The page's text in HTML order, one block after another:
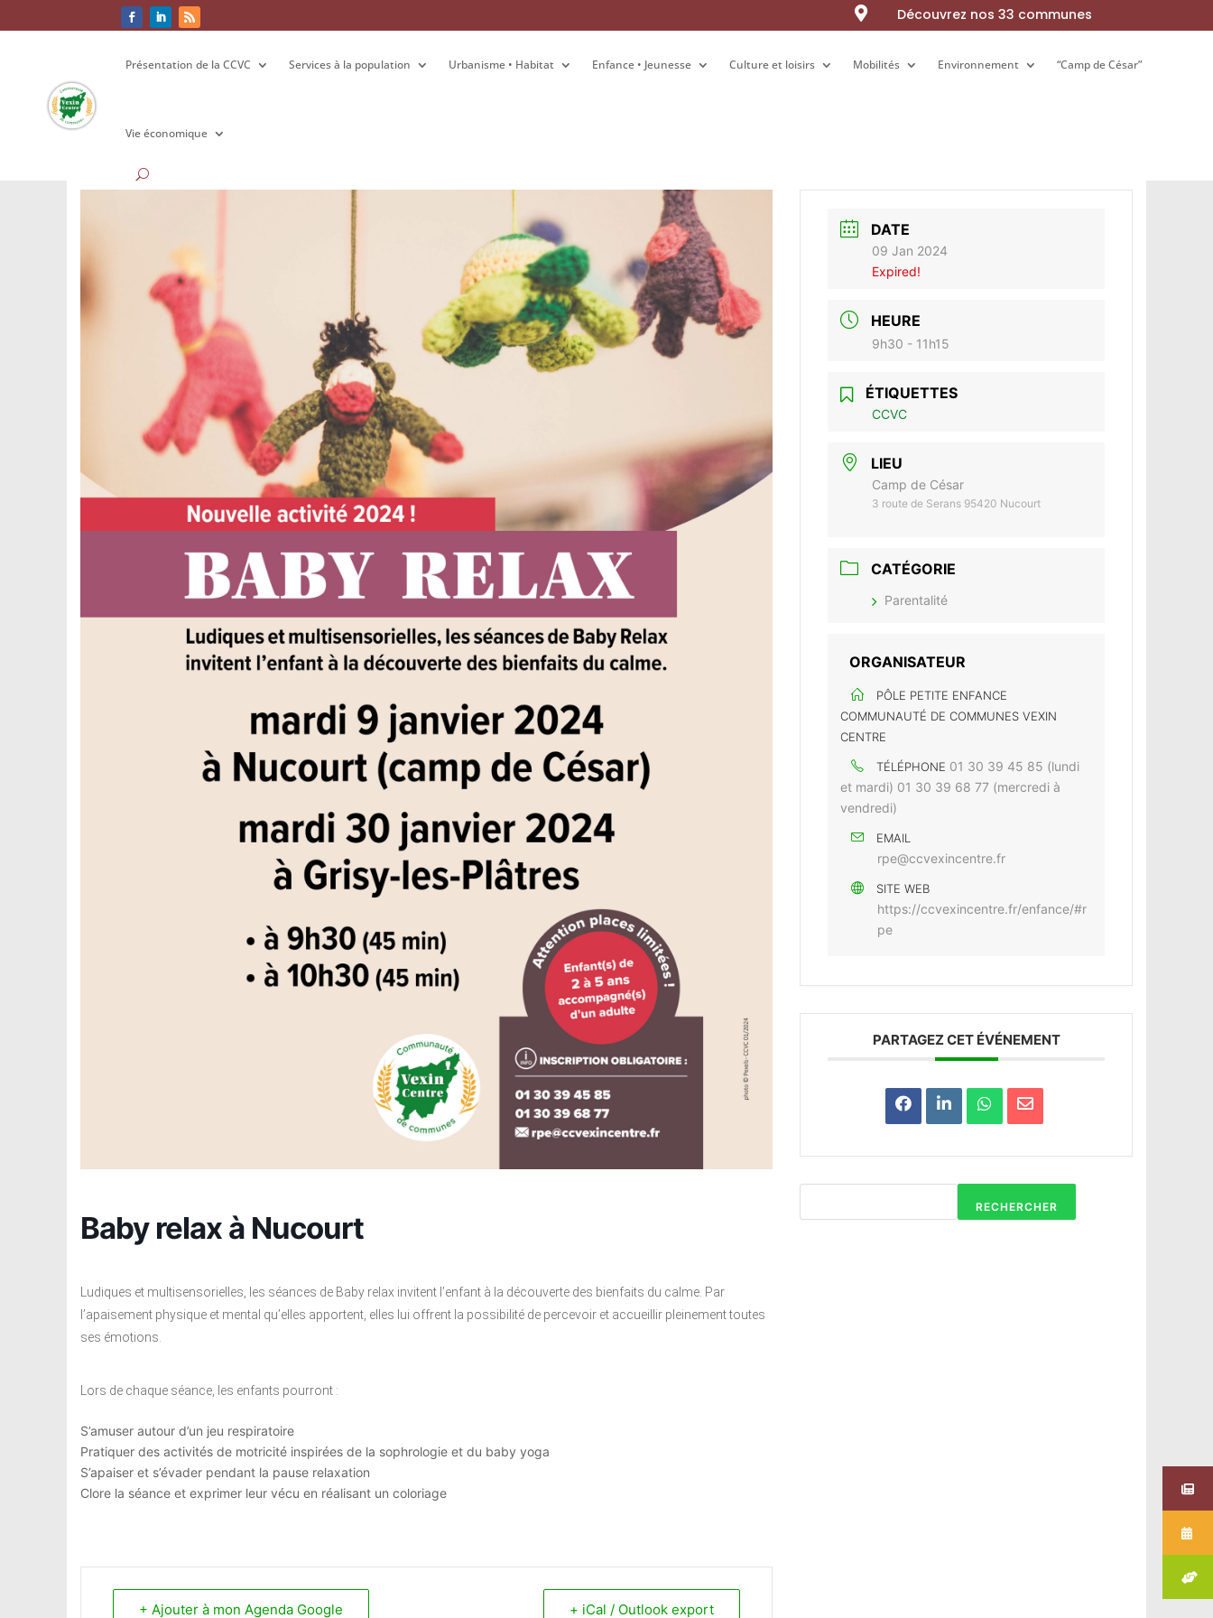
 Découvrez nos 33 communes
Présentation de la CCVC Services à la population Urbanisme • Habitat Enfance • Jeunesse Culture et loisirs Mobilités Environnement “Camp de César”
Vie économique
Présentation de la CCVC Services à la population Urbanisme • Habitat Enfance • Jeunesse Culture et loisirs Mobilités Environnement “Camp de César”
Vie économique
Baby relax à Nucourt
Ludiques et multisensorielles, les séances de Baby relax invitent l’enfant à la découverte des bienfaits du calme. Par
l’apaisement physique et mental qu’elles apportent, elles lui offrent la possibilité de percevoir et accueillir pleinement toutes
ses émotions.
Lors de chaque séance, les enfants pourront :
S’amuser autour d’un jeu respiratoire
Pratiquer des activités de motricité inspirées de la sophrologie et du baby yoga
S’apaiser et s’évader pendant la pause relaxation
Clore la séance et exprimer leur vécu en réalisant un coloriage
+ Ajouter à mon Agenda Google + iCal / Outlook export
DATE
09 Jan 2024
Expired!
HEURE
9h30 - 11h15
ÉTIQUETTES
CCVC
LIEU
Camp de César
3 route de Serans 95420 Nucourt
CATÉGORIE
Parentalité
ORGANISATEUR
PÔLE PETITE ENFANCE
COMMUNAUTÉ DE COMMUNES VEXIN
CENTRE
TÉLÉPHONE 01 30 39 45 85 (lundi
et mardi) 01 30 39 68 77 (mercredi à
vendredi)
EMAIL
rpe@ccvexincentre.fr
SITE WEB
https://ccvexincentre.fr/enfance/#r
pe
PARTAGEZ CET ÉVÉNEMENT
RECHERCHER